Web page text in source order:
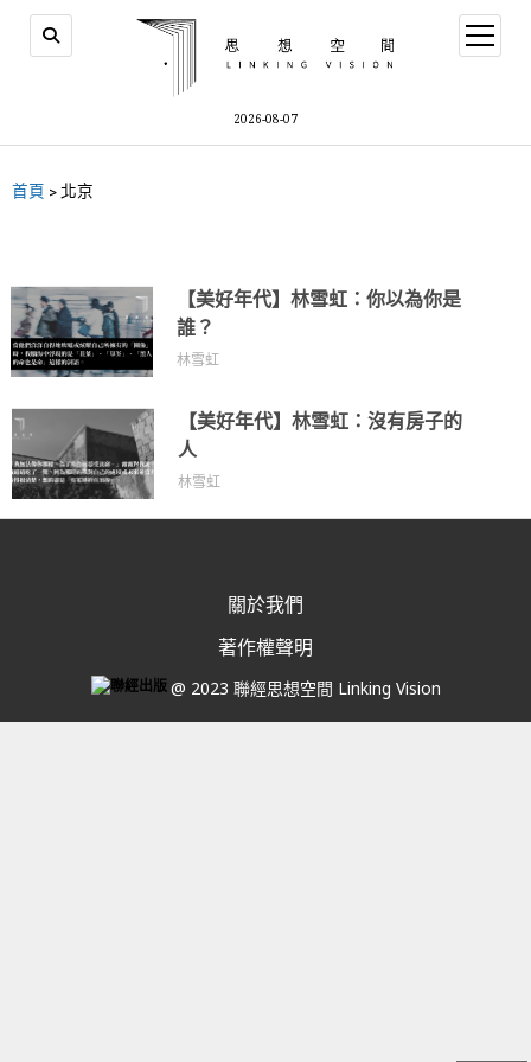
2026-08-07
首頁 >北京
【美好年代】林雪虹：你以為你是
誰？
林雪虹
【美好年代】林雪虹：沒有房子的
人
林雪虹
關於我們
著作權聲明
@ 2023 聯經思想空間 Linking Vision